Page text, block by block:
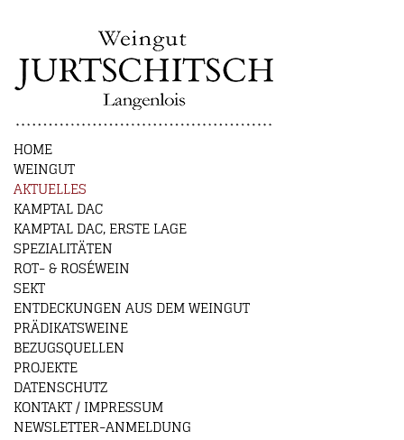
HOME
WEINGUT
AKTUELLES
KAMPTAL DAC
KAMPTAL DAC, ERSTE LAGE
SPEZIALITÄTEN
ROT- & ROSÉWEIN
SEKT
ENTDECKUNGEN AUS DEM WEINGUT
PRÄDIKATSWEINE
BEZUGSQUELLEN
PROJEKTE
DATENSCHUTZ
KONTAKT / IMPRESSUM
NEWSLETTER-ANMELDUNG